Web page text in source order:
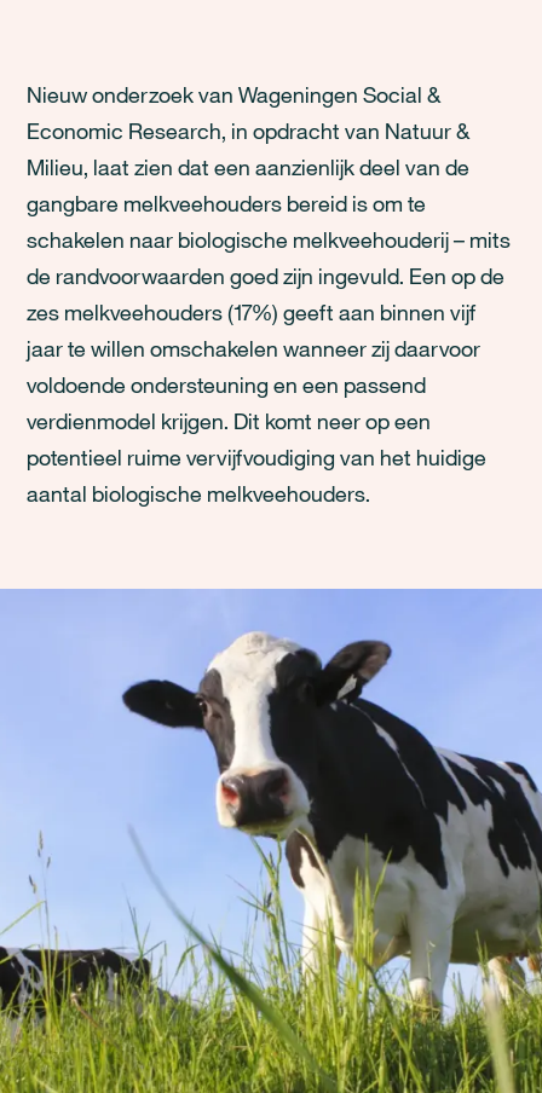
Nieuw onderzoek van Wageningen Social &
Economic Research, in opdracht van Natuur &
Milieu, laat zien dat een aanzienlijk deel van de
gangbare melkveehouders bereid is om te
schakelen naar biologische melkveehouderij – mits
de randvoorwaarden goed zijn ingevuld. Een op de
zes melkveehouders (17%) geeft aan binnen vijf
jaar te willen omschakelen wanneer zij daarvoor
voldoende ondersteuning en een passend
verdienmodel krijgen. Dit komt neer op een
potentieel ruime vervijfvoudiging van het huidige
aantal biologische melkveehouders.